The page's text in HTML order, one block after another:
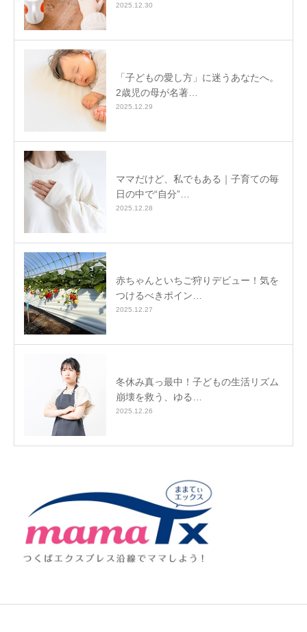
2025.12.30
「子どもの愛し方」に迷うあなたへ。
2歳児の母が名著…
2025.12.29
ママだけど、私でもある｜子育ての毎
日の中で“自分”…
2025.12.28
赤ちゃんといちご狩りデビュー！気を
つけるべきポイン…
2025.12.27
冬休み真っ最中！子どもの生活リズム
崩壊を救う、ゆる…
2025.12.26